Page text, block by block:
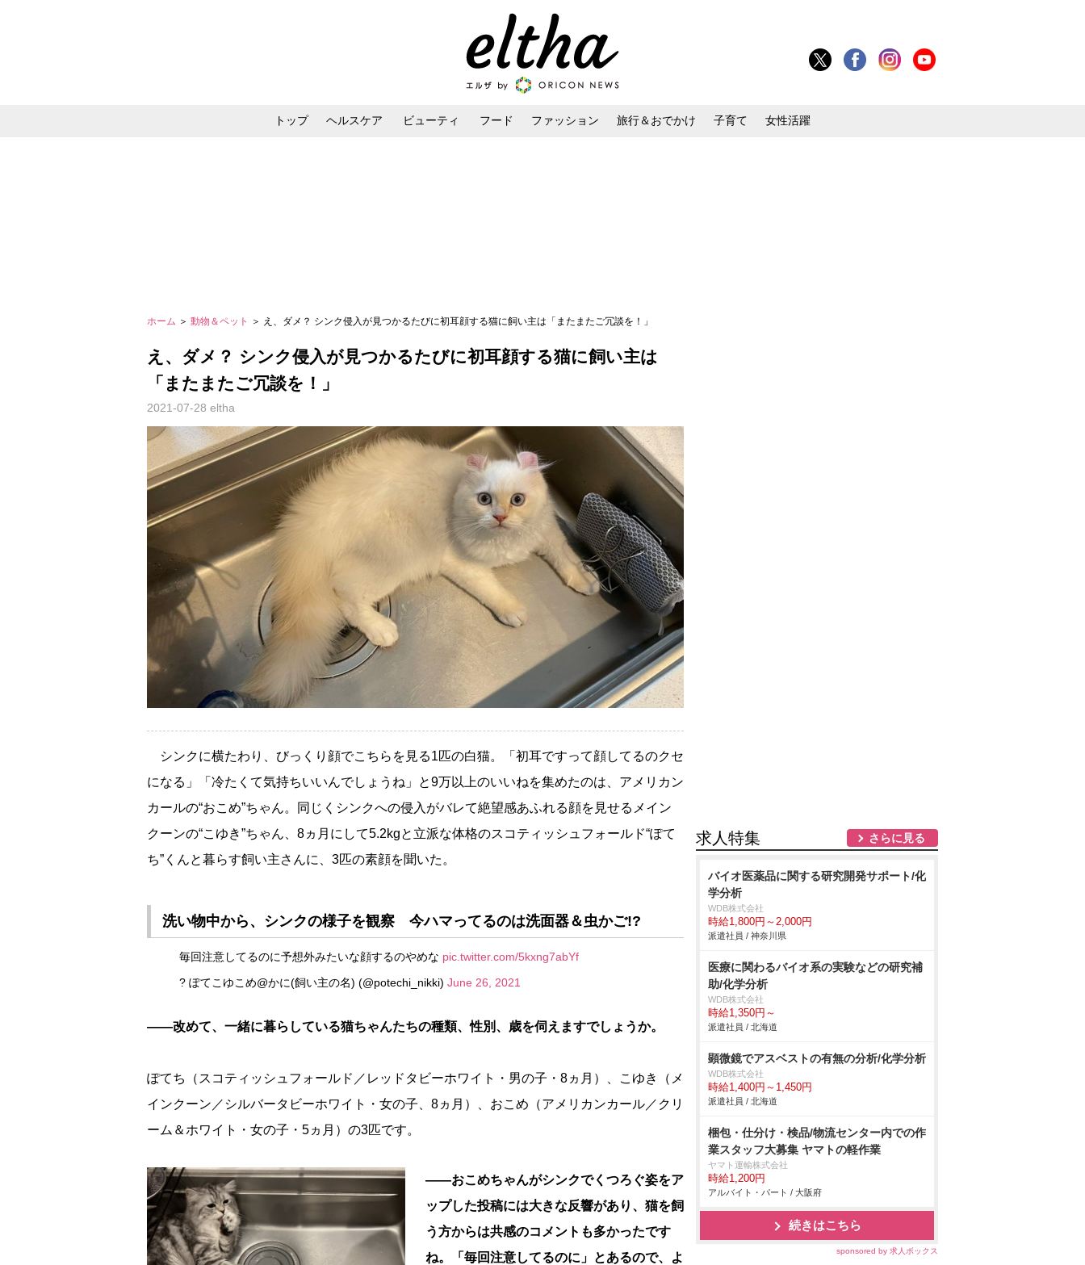
トップ ヘルスケア ビューティ フード ファッション 旅行＆おでかけ 子育て 女性活躍
ホーム ＞ 動物＆ペット ＞ え、ダメ？ シンク侵入が見つかるたびに初耳顔する猫に飼い主は「またまたご冗談を！」
え、ダメ？ シンク侵入が見つかるたびに初耳顔する猫に飼い主は
「またまたご冗談を！」
2021-07-28 eltha
シンクに横たわり、びっくり顔でこちらを見る1匹の白猫。「初耳ですって顔してるのクセ
になる」「冷たくて気持ちいいんでしょうね」と9万以上のいいねを集めたのは、アメリカン
カールの“おこめ”ちゃん。同じくシンクへの侵入がバレて絶望感あふれる顔を見せるメイン
クーンの“こゆき”ちゃん、8ヵ月にして5.2kgと立派な体格のスコティッシュフォールド“ぽて
ち”くんと暮らす飼い主さんに、3匹の素顔を聞いた。
洗い物中から、シンクの様子を観察 今ハマってるのは洗面器＆虫かご!?
毎回注意してるのに予想外みたいな顔するのやめな pic.twitter.com/5kxng7abYf
? ぽてこゆこめ@かに(飼い主の名) (@potechi_nikki) June 26, 2021
――改めて、一緒に暮らしている猫ちゃんたちの種類、性別、歳を伺えますでしょうか。
ぽてち（スコティッシュフォールド／レッドタビーホワイト・男の子・8ヵ月）、こゆき（メ
インクーン／シルバータビーホワイト・女の子、8ヵ月）、おこめ（アメリカンカール／クリ
ーム＆ホワイト・女の子・5ヵ月）の3匹です。
――おこめちゃんがシンクでくつろぐ姿をア
ップした投稿には大きな反響があり、猫を飼
う方からは共感のコメントも多かったです
ね。「毎回注意してるのに」とあるので、よ
求人特集 さらに見る
バイオ医薬品に関する研究開発サポート/化
学分析
WDB株式会社
時給1,800円～2,000円
派遣社員 / 神奈川県
医療に関わるバイオ系の実験などの研究補
助/化学分析
WDB株式会社
時給1,350円～
派遣社員 / 北海道
顕微鏡でアスベストの有無の分析/化学分析
WDB株式会社
時給1,400円～1,450円
派遣社員 / 北海道
梱包・仕分け・検品/物流センター内での作
業スタッフ大募集 ヤマトの軽作業
ヤマト運輸株式会社
時給1,200円
アルバイト・パート / 大阪府
続きはこちら
sponsored by 求人ボックス